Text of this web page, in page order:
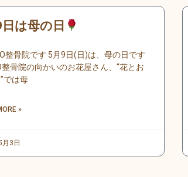
は母の日
整骨院です 5月9日(日)は、母の日です
整骨院の向かいのお花屋さん、“花とお
では母
»
月3日